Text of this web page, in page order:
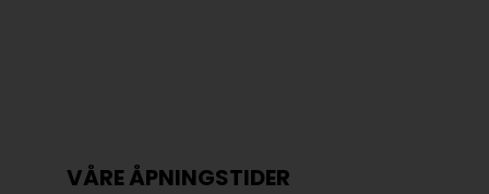
VÅRE ÅPNINGSTIDER